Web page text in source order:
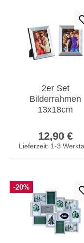
2er Set
Bilderrahmen
13x18cm
Fotorahmen
Einzelrahmen
12,90 €
Lieferzeit: 1-3
-20%